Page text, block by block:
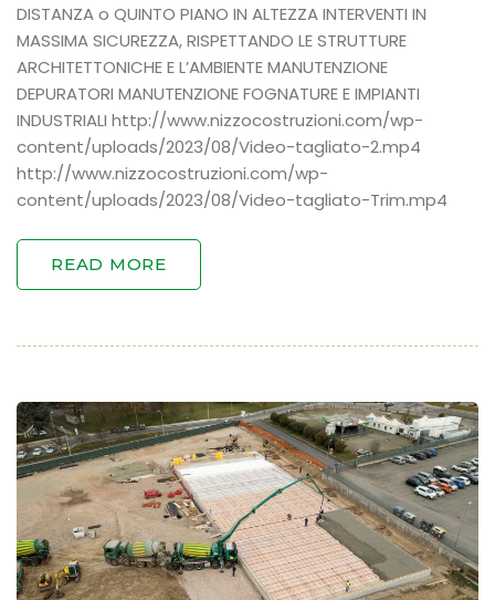
DISTANZA o QUINTO PIANO IN ALTEZZA INTERVENTI IN
MASSIMA SICUREZZA, RISPETTANDO LE STRUTTURE
ARCHITETTONICHE E L’AMBIENTE MANUTENZIONE
DEPURATORI MANUTENZIONE FOGNATURE E IMPIANTI
INDUSTRIALI http://www.nizzocostruzioni.com/wp-
content/uploads/2023/08/Video-tagliato-2.mp4
http://www.nizzocostruzioni.com/wp-
content/uploads/2023/08/Video-tagliato-Trim.mp4
READ MORE